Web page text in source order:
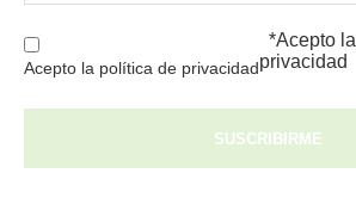
Acepto la política de privacidad
*Acepto la
privacidad